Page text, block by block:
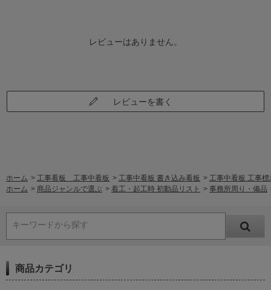
レビューはありません。
レビューを書く
ホーム > 工事看板 工事中看板 > 工事中看板 書き込み看板 > 工事中看板 工事標
ホーム > 商品ジャンルで選ぶ > 着工・起工時 初動品リスト > 事務所周り・備品
キーワードから探す
商品カテゴリ